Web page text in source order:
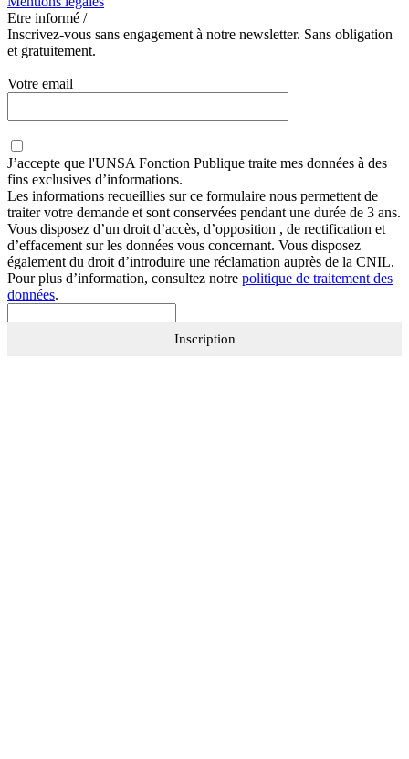
Etre informé /
Inscrivez-vous sans engagement à notre newsletter. Sans obligation
et gratuitement.
Votre email
J’accepte que l'UNSA Fonction Publique traite mes données à des
fins exclusives d’informations.
Les informations recueillies sur ce formulaire nous permettent de
traiter votre demande et sont conservées pendant une durée de 3 ans.
Vous disposez d’un droit d’accès, d’opposition , de rectification et
d’effacement sur les données vous concernant. Vous disposez
également du droit d’introduire une réclamation auprès de la CNIL.
Pour plus d’information, consultez notre politique de traitement des
données.
Inscription